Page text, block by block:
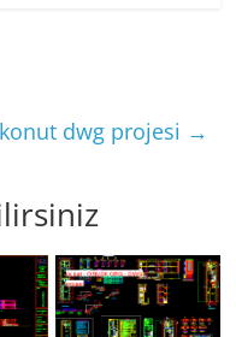
dwg projesi →